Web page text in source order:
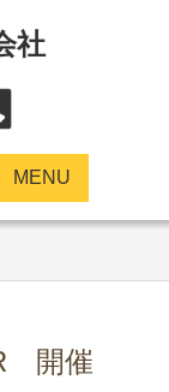
社
MENU
開催